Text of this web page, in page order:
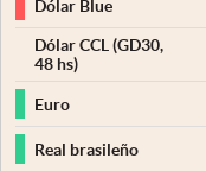
Dólar Blue
Dólar CCL (GD30,
48 hs)
Euro
Real brasileño